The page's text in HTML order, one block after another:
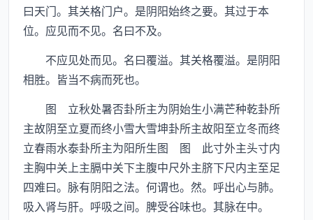
曰天门。其关格门户。是阴阳始终之要。其过于本
位。应见而不见。名曰不及。
不应见处而见。名曰覆溢。其关格覆溢。是阴阳
相胜。皆当不病而死也。
图 立秋处暑否卦所主为阴始生小满芒种乾卦所
主故阴至立夏而终小雪大雪坤卦所主故阳至立冬而终
立春雨水泰卦所主为阳所生图 图 此寸外主头寸内
主胸中关上主膈中关下主腹中尺外主脐下尺内主至足
四难曰。脉有阴阳之法。何谓也。然。呼出心与肺。
吸入肾与肝。呼吸之间。脾受谷味也。其脉在中。